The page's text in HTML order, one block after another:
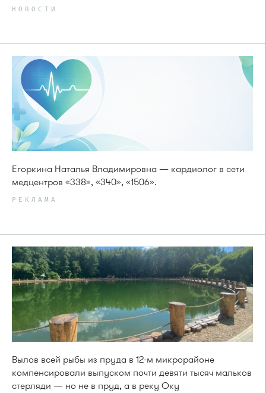
НОВОСТИ
Егоркина Наталья Владимировна — кардиолог в сети
медцентров «338», «340», «1506».
РЕКЛАМА
Вылов всей рыбы из пруда в 12-м микрорайоне
компенсировали выпуском почти девяти тысяч мальков
стерляди — но не в пруд, а в реку Оку